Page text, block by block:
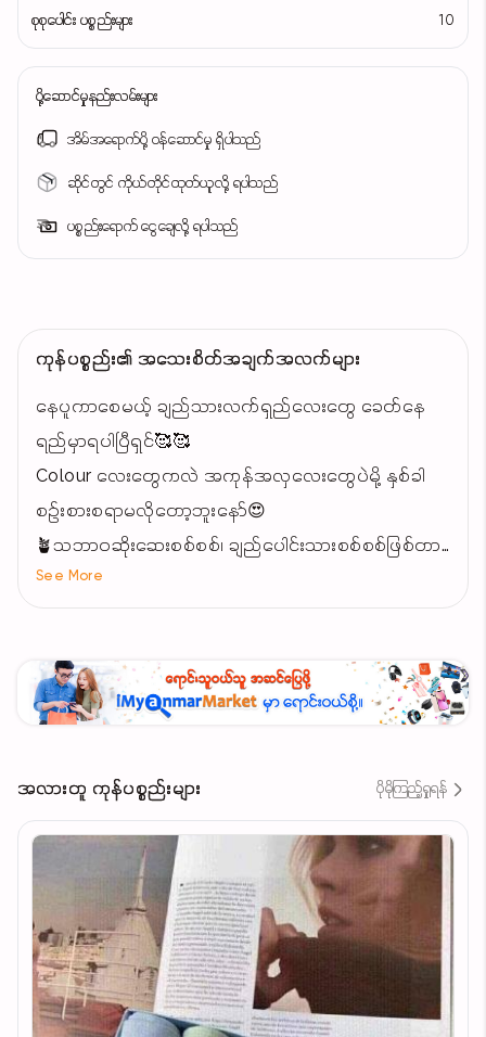
စုစုပေါင်း ပစ္စည်းများ 10
ပို့ဆောင်မှုနည်းလမ်းများ
အိမ်အရောက်ပို့ ဝန်ဆောင်မှု ရှိပါသည်
ဆိုင်တွင် ကိုယ်တိုင်ထုတ်ယူလို့ ရပါသည်
ပစ္စည်းရောက် ငွေချေလို့ ရပါသည်
ကုန်ပစ္စည်း၏ အသေးစိတ်အချက်အလက်များ
နေပူကာစေမယ့် ချည်သားလက်ရှည်လေးတွေ ခေတ်နေ
ရည်မှာရပါပြီရှင်🥰🥰
Colour လေးတွေကလဲ အကုန်အလှလေးတွေပဲမို့ နှစ်ခါ
စဉ်းစားစရာမလိုတော့ဘူးနော်😍
🪴သဘာဝဆိုးဆေးစစ်စစ်၊ ချည်ပေါင်းသားစစ်စစ်ဖြစ်တာ
မို့ အရေပြားယားယံစေခြင်း တို့ကိုလဲမဖစ်စေပါဘူးရှင်။
🍃Styling လုပ်ရတာကြိုက်တဲ့မမတို့အတွက်လဲ
Long skirt တွေနဲ့ပဲတွဲဝတ်မလား၊ style pants လေးတွေ
လေးပါရှင်😍
Size : Small ရင် 36-38
Medium ရင် 38-40
Large ရင် 40-42 ရပါတယ်ရှင့်
See More
အလားတူ ကုန်ပစ္စည်းများ ပိုမိုကြည့်ရှုရန်